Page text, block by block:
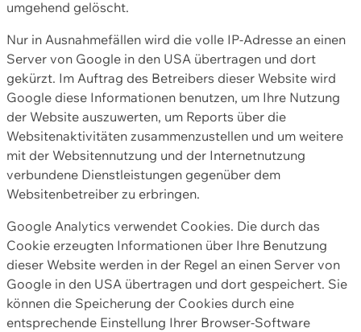
umgehend gelöscht.
Nur in Ausnahmefällen wird die volle IP-Adresse an einen
Server von Google in den USA übertragen und dort
gekürzt. Im Auftrag des Betreibers dieser Website wird
Google diese Informationen benutzen, um Ihre Nutzung
der Website auszuwerten, um Reports über die
Websitenaktivitäten zusammenzustellen und um weitere
mit der Websitennutzung und der Internetnutzung
verbundene Dienstleistungen gegenüber dem
Websitenbetreiber zu erbringen.
Google Analytics verwendet Cookies. Die durch das
Cookie erzeugten Informationen über Ihre Benutzung
dieser Website werden in der Regel an einen Server von
Google in den USA übertragen und dort gespeichert. Sie
können die Speicherung der Cookies durch eine
entsprechende Einstellung Ihrer Browser-Software